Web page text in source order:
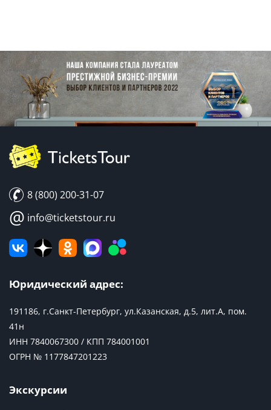
8 (800) 200-31-07
@ info@ticketstour.ru
Юридический адрес:
191186, г.Санкт-Петербург, ул.Казанская, д.5, лит.А, пом.
41н
ИНН 7840067300 / КПП 784001001
ОГРН № 1177847201223
Экскурсии